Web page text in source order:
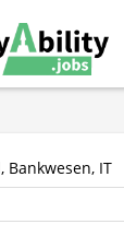
Bankwesen, IT